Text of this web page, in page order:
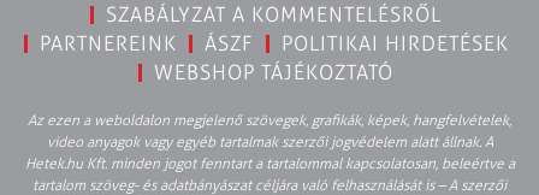
SZABÁLYZAT A KOMMENTELÉSRŐL
PARTNEREINK
ÁSZF
POLITIKAI HIRDETÉSEK
WEBSHOP TÁJÉKOZTATÓ
Az ezen a weboldalon megjelenő szövegek, grafikák, képek, hangfelvételek,
video anyagok vagy egyéb tartalmak szerzői jogvédelem alatt állnak. A
Hetek.hu Kft. minden jogot fenntart a tartalommal kapcsolatosan, beleértve a
tartalom szöveg- és adatbányászat céljára való felhasználását is – A szerzői